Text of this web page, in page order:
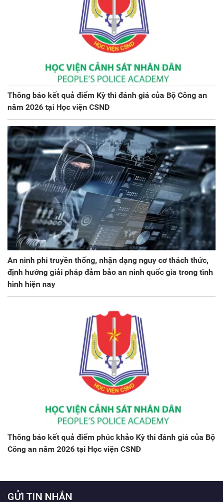
Thông báo kết quả điểm Kỳ thi đánh giá của Bộ Công an
năm 2026 tại Học viện CSND
An ninh phi truyền thống, nhận dạng nguy cơ thách thức,
định hướng giải pháp đảm bảo an ninh quốc gia trong tình
hình hiện nay
Thông báo kết quả điểm phúc khảo Kỳ thi đánh giá của Bộ
Công an năm 2026 tại Học viện CSND
GỬI TIN NHẮN